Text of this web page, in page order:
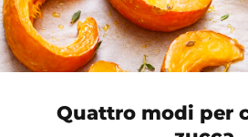
Quattro modi per